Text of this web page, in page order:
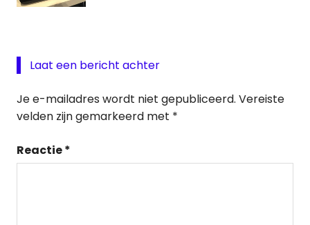
Laat een bericht achter
Je e-mailadres wordt niet gepubliceerd. Vereiste
velden zijn gemarkeerd met *
Reactie*